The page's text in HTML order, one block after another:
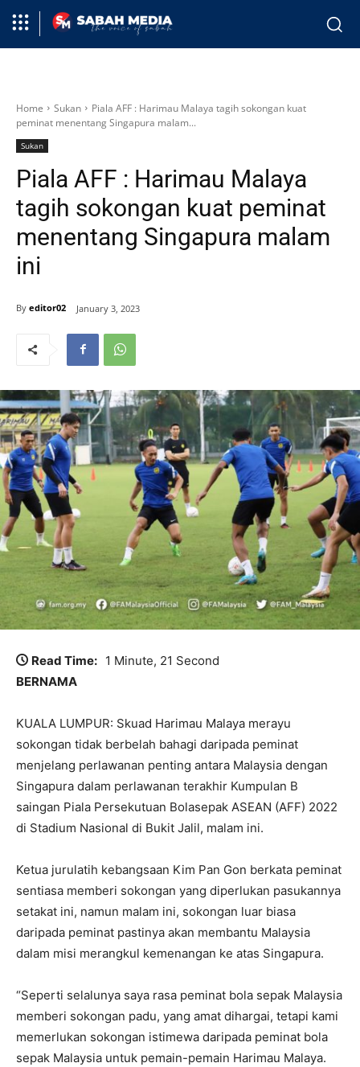
Home Sukan
Piala AFF : Harimau Malaya tagih sokongan kuat
peminat menentang Singapura malam...
Sukan
Piala AFF : Harimau Malaya
tagih sokongan kuat peminat
menentang Singapura malam
ini
By editor02 January 3, 2023
Read Time: 1 Minute, 21 Second
BERNAMA
KUALA LUMPUR: Skuad Harimau Malaya merayu
sokongan tidak berbelah bahagi daripada peminat
menjelang perlawanan penting antara Malaysia dengan
Singapura dalam perlawanan terakhir Kumpulan B
saingan Piala Persekutuan Bolasepak ASEAN (AFF) 2022
di Stadium Nasional di Bukit Jalil, malam ini.
Ketua jurulatih kebangsaan Kim Pan Gon berkata peminat
sentiasa memberi sokongan yang diperlukan pasukannya
setakat ini, namun malam ini, sokongan luar biasa
daripada peminat pastinya akan membantu Malaysia
dalam misi merangkul kemenangan ke atas Singapura.
“Seperti selalunya saya rasa peminat bola sepak Malaysia
memberi sokongan padu, yang amat dihargai, tetapi kami
memerlukan sokongan istimewa daripada peminat bola
sepak Malaysia untuk pemain-pemain Harimau Malaya.